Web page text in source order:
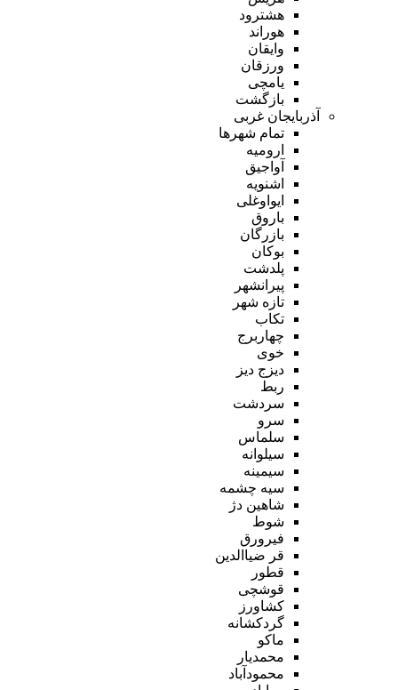
هشترود
هوراند
وایقان
ورزقان
یامچی
بازگشت
آذربایجان غربی
تمام شهر‌ها
ارومیه
آواجیق
اشنویه
ایواوغلی
باروق
بازرگان
بوکان
پلدشت
پیرانشهر
تازه شهر
تکاب
چهاربرج
خوی
دیزج دیز
ربط
سردشت
سرو
سلماس
سیلوانه
سیمینه
سیه چشمه
شاهین دژ
شوط
فیرورق
قر ضیاالدین
قطور
قوشچی
کشاورز
گردکشانه
ماکو
محمدیار
محمودآباد